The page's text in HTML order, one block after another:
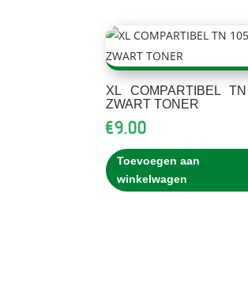
XL COMPARTIBEL
ZWART TONER
€9.00
Toevoegen aan
winkelwagen